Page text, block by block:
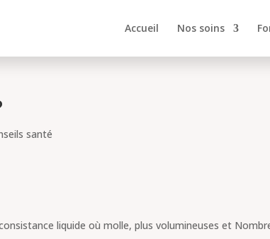
Accueil Nos soins
santé
liquide où molle, plus volumineuses et